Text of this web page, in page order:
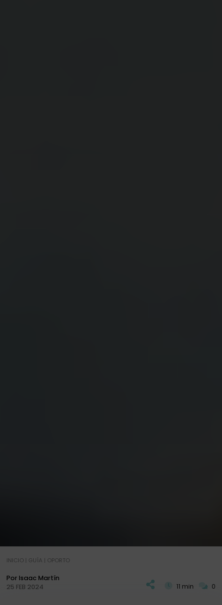
INICIO| GUÍA | OPORTO
Por Isaac Martín
25 FEB 2024
11 min 0